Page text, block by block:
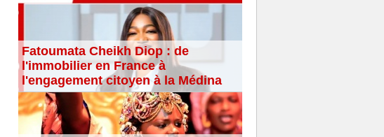
Fatoumata Cheikh Diop : de
l'immobilier en France à
l'engagement citoyen à la Médina